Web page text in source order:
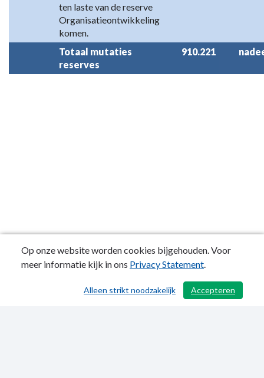
ten laste van de reserve
Organisatieontwikkeling
komen.
Totaal mutaties
reserves
910.221
/ 663
Op onze website worden cookies bijgehouden. Voor
meer informatie kijk in ons Privacy Statement.
Accepteren
Alleen strikt noodzakelijk